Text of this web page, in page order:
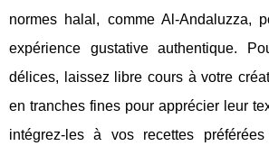
normes halal, comme Al-Andaluzza,
expérience gustative authentique.
délices, laissez libre cours à votre
en tranches fines pour apprécier leur
intégrez-les à vos recettes